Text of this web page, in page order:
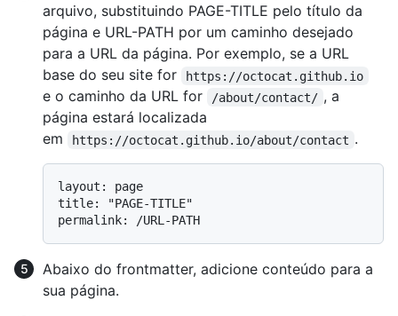
arquivo, substituindo PAGE-TITLE pelo título da
página e URL-PATH por um caminho desejado
para a URL da página. Por exemplo, se a URL
base do seu site for
https://octocat.github.io
e o caminho da URL for /about/contact/ , a
página estará localizada
em
https://octocat.github.io/about/contact .
layout: page
title: "PAGE-TITLE"
Abaixo do frontmatter, adicione conteúdo para a
sua página.